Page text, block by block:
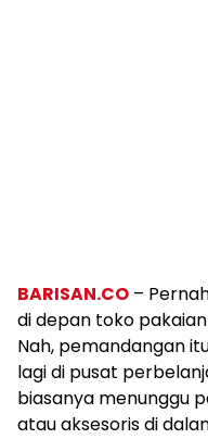
BARISAN.CO –
di depan toko
Nah, pemandangan
lagi di pusat
biasanya menunggu
atau aksesoris di